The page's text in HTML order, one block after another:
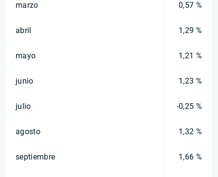
marzo 0,57 %
abril 1,29 %
mayo 1,21 %
junio 1,23 %
julio -0,25 %
agosto 1,32 %
septiembre 1,66 %